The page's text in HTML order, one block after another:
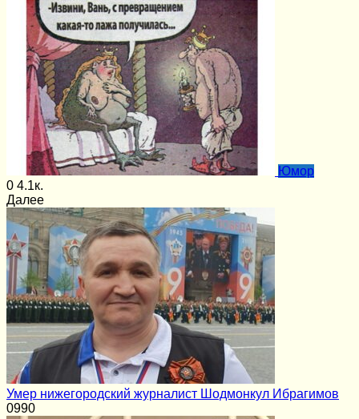
Юмор
0 4.1к.
Далее
Умер нижегородский журналист Шодмонкул Ибрагимов
0990